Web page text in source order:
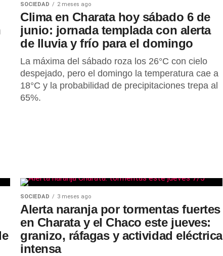
SOCIEDAD 2 meses ago
Clima en Charata hoy sábado 6 de
junio: jornada templada con alerta
de lluvia y frío para el domingo
La máxima del sábado roza los 26°C con cielo
despejado, pero el domingo la temperatura cae a
18°C y la probabilidad de precipitaciones trepa al
65%.
SOCIEDAD 3 meses ago
Alerta naranja por tormentas fuertes
en Charata y el Chaco este jueves:
granizo, ráfagas y actividad eléctrica
intensa